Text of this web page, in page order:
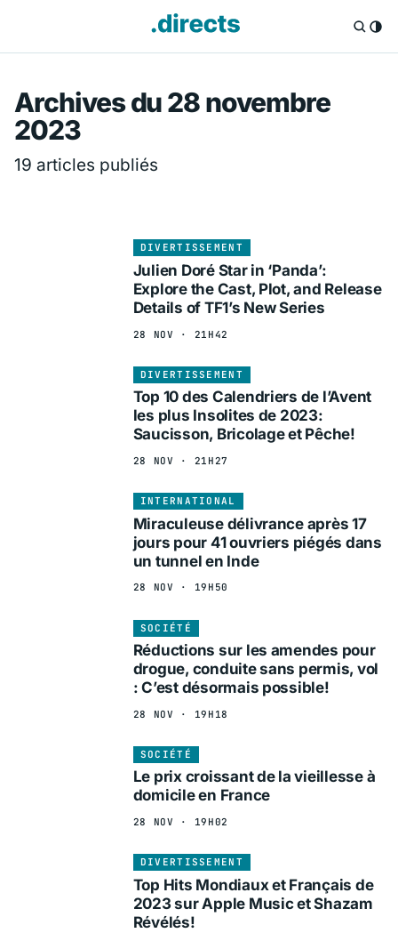
Directs.fr —
Archives du 28 novembre
2023
19 articles publiés
DIVERTISSEMENT
Julien Doré Star in ‘Panda’:
Explore the Cast, Plot, and Release
Details of TF1’s New Series
28 NOV · 21H42
DIVERTISSEMENT
Top 10 des Calendriers de l’Avent
les plus Insolites de 2023:
Saucisson, Bricolage et Pêche!
28 NOV · 21H27
INTERNATIONAL
Miraculeuse délivrance après 17
jours pour 41 ouvriers piégés dans
un tunnel en Inde
28 NOV · 19H50
SOCIÉTÉ
Réductions sur les amendes pour
drogue, conduite sans permis, vol
: C’est désormais possible!
28 NOV · 19H18
SOCIÉTÉ
Le prix croissant de la vieillesse à
domicile en France
28 NOV · 19H02
DIVERTISSEMENT
Top Hits Mondiaux et Français de
2023 sur Apple Music et Shazam
Révélés!